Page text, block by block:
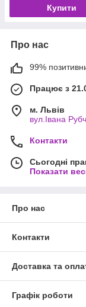
Купити
Про нас
99%
Працює з
м. Львів
вул.Івана
Контакти
Сьогодні
Показати
Про нас
Контакти
Доставка та
Графік роботи